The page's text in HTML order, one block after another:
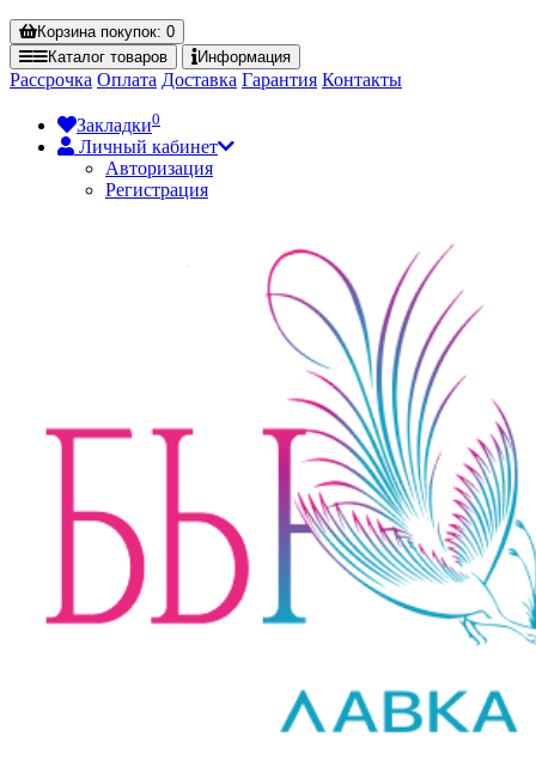
Корзинапокупок: 0
Каталог товаров Информация
Рассрочка Оплата Доставка Гарантия Контакты
Закладки0
Личный кабинет
Авторизация
Регистрация